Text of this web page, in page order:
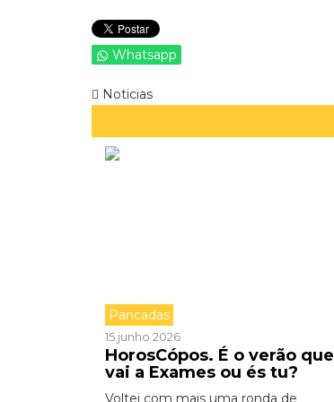
Whatsapp
Noticias
Pancadas
15 junho 2026
HorosCópos. É o verão que
vai a Exames ou és tu?
Voltei com mais uma ronda de